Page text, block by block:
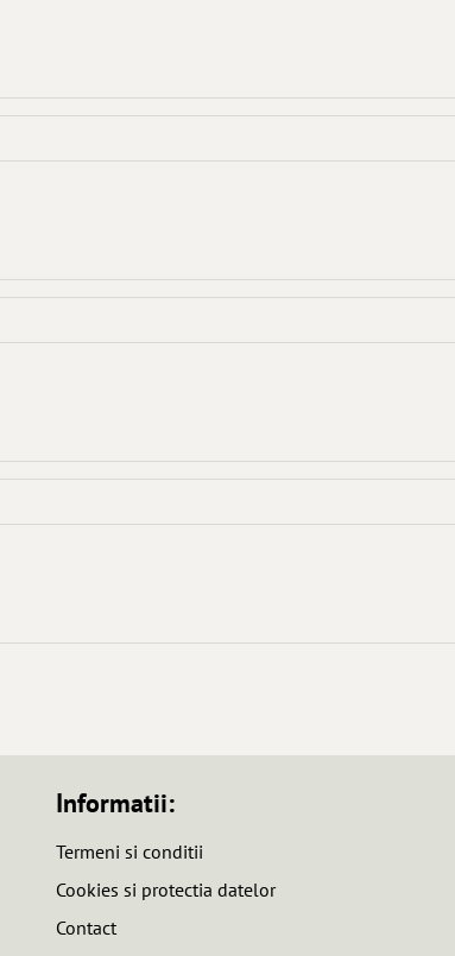
Informatii:
Termeni si conditii
Cookies si protectia datelor
Contact